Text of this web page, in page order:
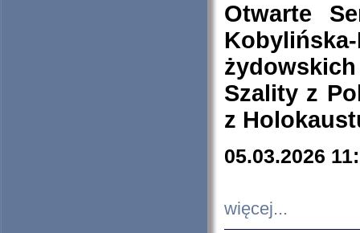
Otwarte
Szality z
z
05.03.2026
więcej...